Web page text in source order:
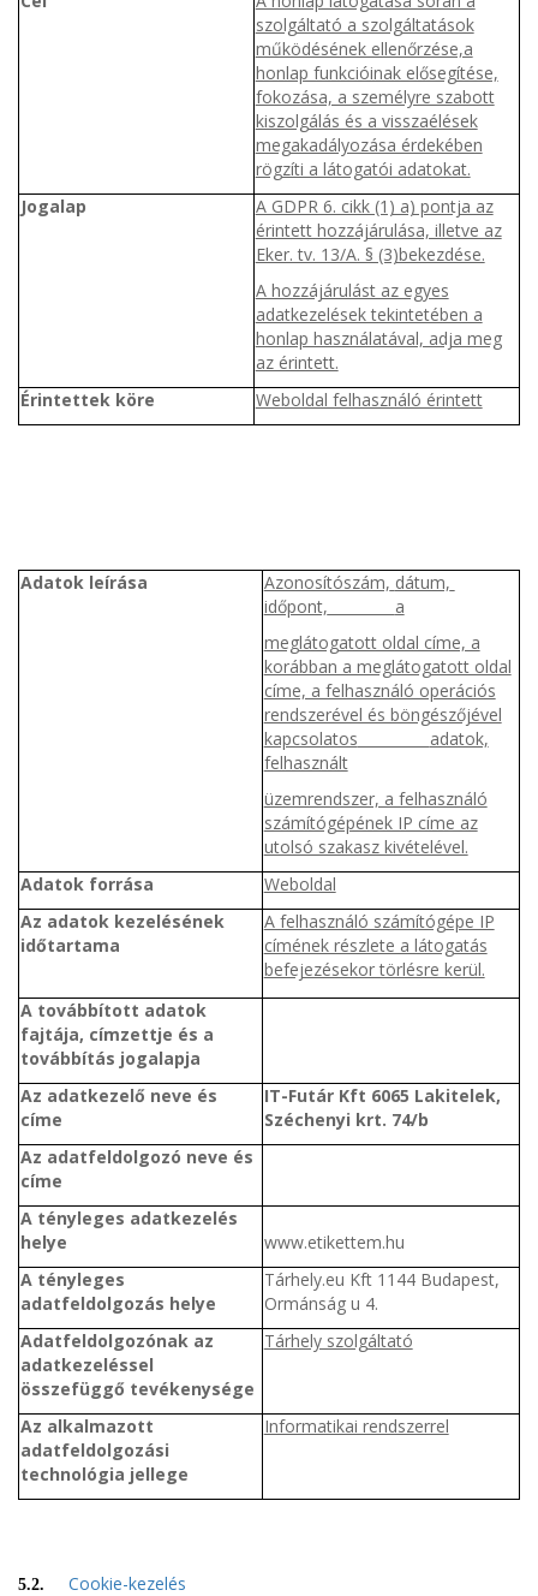
szolgáltató a szolgáltatások
működésének ellenőrzése,a
honlap funkcióinak elősegítése,
fokozása, a személyre szabott
kiszolgálás és a visszaélések
megakadályozása érdekében
rögzíti a látogatói adatokat.
Jogalap
A GDPR 6. cikk (1) a) pontja az
érintett hozzájárulása, illetve az
Eker. tv. 13/A. § (3)bekezdése.
A hozzájárulást az egyes
adatkezelések tekintetében a
honlap használatával, adja meg
az érintett.
Érintettek köre
Weboldal felhasználó érintett
Adatok leírása Azonosítószám, dátum,
időpont,
a
meglátogatott oldal címe, a
korábban a meglátogatott oldal
címe, a felhasználó operációs
rendszerével és böngészőjével
kapcsolatos
adatok,
felhasznált
üzemrendszer, a felhasználó
számítógépének IP címe az
utolsó szakasz kivételével.
Adatok forrása
Weboldal
Az adatok kezelésének
időtartama
A felhasználó számítógépe IP
címének részlete a látogatás
befejezésekor törlésre kerül.
A továbbított adatok
fajtája, címzettje és a
továbbítás jogalapja
Az adatkezelő neve és
címe
IT-Futár Kft 6065 Lakitelek,
Széchenyi krt. 74/b
Az adatfeldolgozó neve és
címe
A tényleges adatkezelés
helye
www.etikettem.hu
A tényleges
adatfeldolgozás helye
Tárhely.eu Kft 1144 Budapest,
Ormánság u 4.
Adatfeldolgozónak az
adatkezeléssel
összefüggő tevékenysége
Tárhely szolgáltató
Az alkalmazott
adatfeldolgozási
technológia jellege
Informatikai rendszerrel
5.2.
Cookie-kezelés